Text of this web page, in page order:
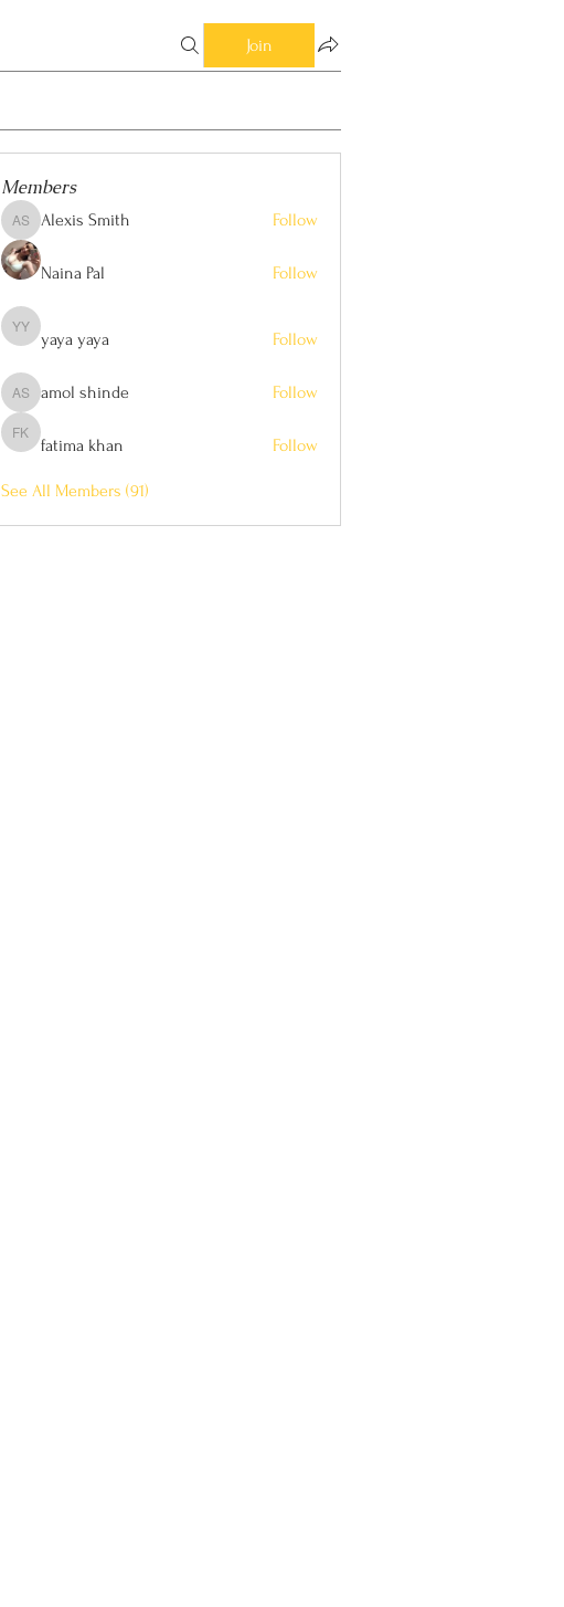
Join
Members
Alexis Smith
Alexis Smith Follow
Naina Pal Follow
yaya yaya
yaya yaya Follow
amol shinde
amol shinde Follow
fatima khan
fatima khan Follow
See All Members (91)